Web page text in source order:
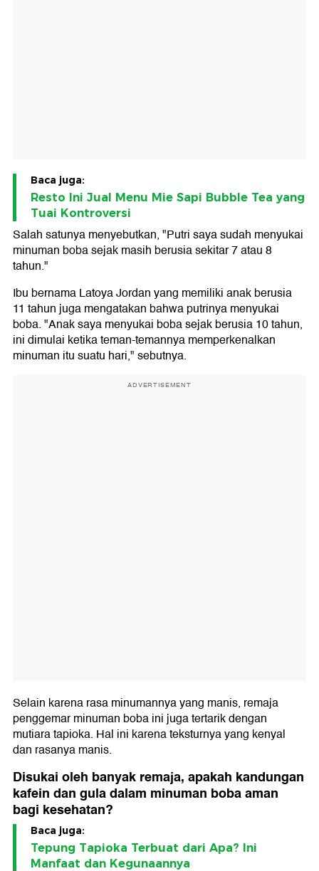
Baca juga:
Resto Ini Jual Menu Mie Sapi Bubble Tea yang
Tuai Kontroversi
Salah satunya menyebutkan, "Putri saya sudah menyukai
minuman boba sejak masih berusia sekitar 7 atau 8
tahun."
Ibu bernama Latoya Jordan yang memiliki anak berusia
11 tahun juga mengatakan bahwa putrinya menyukai
boba. "Anak saya menyukai boba sejak berusia 10 tahun,
ini dimulai ketika teman-temannya memperkenalkan
minuman itu suatu hari," sebutnya.
ADVERTISEMENT
Selain karena rasa minumannya yang manis, remaja
penggemar minuman boba ini juga tertarik dengan
mutiara tapioka. Hal ini karena teksturnya yang kenyal
dan rasanya manis.
Disukai oleh banyak remaja, apakah kandungan
kafein dan gula dalam minuman boba aman
bagi kesehatan?
Baca juga:
Tepung Tapioka Terbuat dari Apa? Ini
Manfaat dan Kegunaannya